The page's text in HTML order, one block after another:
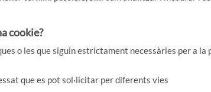
cookie?
o les que siguin estrictament necessàries per a
que es pot sol·licitar per diferents vies